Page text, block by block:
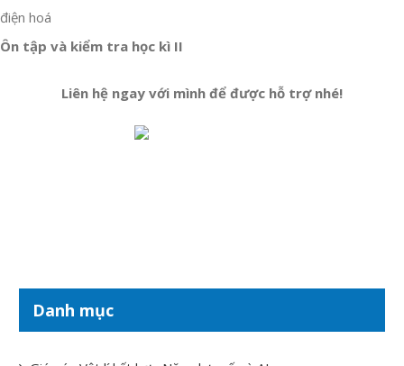
điện hoá
Ôn tập và kiểm tra học kì II
Liên hệ ngay với mình để được hỗ trợ nhé!
Danh mục